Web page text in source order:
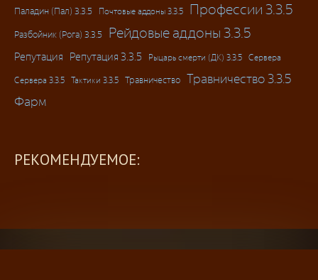
Паладин (Пал) 3.3.5 Почтовые аддоны 3.3.5 Профессии 3.3.5
Разбойник (Рога) 3.3.5 Рейдовые аддоны 3.3.5
Репутация Репутация 3.3.5 Рыцарь смерти (ДК) 3.3.5 Сервера
Сервера 3.3.5 Тактики 3.3.5 Травничество Травничество 3.3.5
Фарм
РЕКОМЕНДУЕМОЕ: